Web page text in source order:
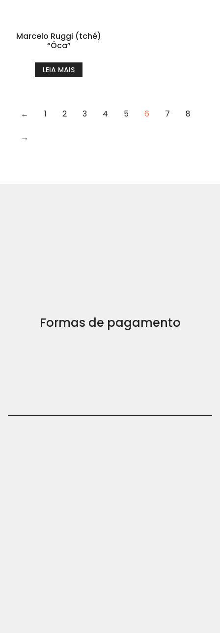
Marcelo Ruggi (tché)
“Óca”
LEIA MAIS
← 1 2 3 4 5 6 7 8
→
Formas de pagamento